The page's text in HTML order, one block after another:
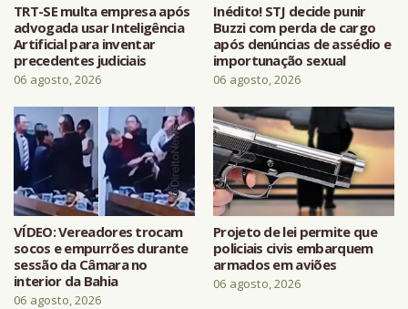
TRT-SE multa empresa após
advogada usar Inteligência
Artificial para inventar
precedentes judiciais
06 agosto, 2026
Inédito! STJ decide punir
Buzzi com perda de cargo
após denúncias de assédio e
importunação sexual
06 agosto, 2026
VÍDEO: Vereadores trocam
socos e empurrões durante
sessão da Câmara no
interior da Bahia
06 agosto, 2026
Projeto de lei permite que
policiais civis embarquem
armados em aviões
06 agosto, 2026